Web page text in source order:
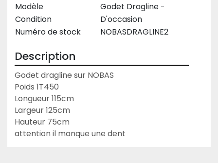
Modèle
Godet Dragline -
Condition
D'occasion
Numéro de stock
NOBASDRAGLINE2
Description
Godet dragline sur NOBAS
Poids 1T450
Longueur 115cm
Largeur 125cm
Hauteur 75cm
attention il manque une dent